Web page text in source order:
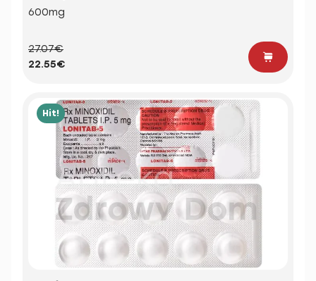
600mg
27.07€
22.55€
Hit!